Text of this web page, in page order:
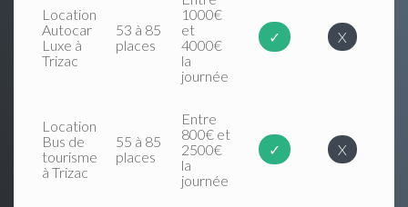
Location
Autocar
Luxe à
Trizac
53 à 85
places
1000€
et
4000€
la
journée
✓ X
Location
Bus de
tourisme
à Trizac
55 à 85
places
Entre
800€ et
2500€
la
journée
✓ X